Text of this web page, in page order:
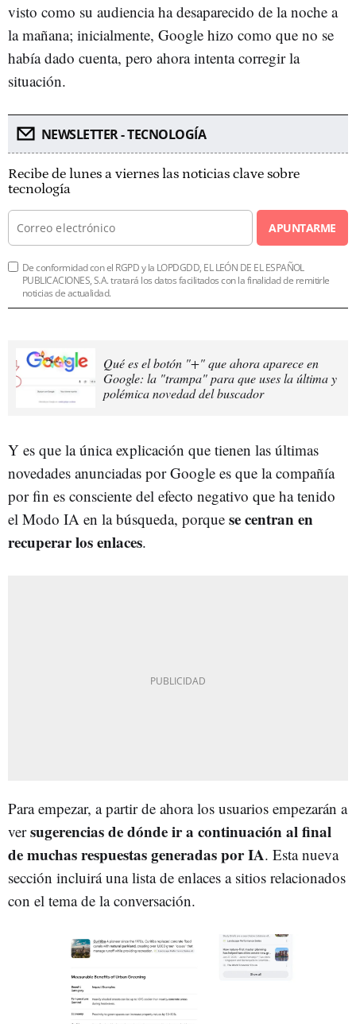
visto como su audiencia ha desaparecido de la noche a
la mañana; inicialmente, Google hizo como que no se
había dado cuenta, pero ahora intenta corregir la
situación.
NEWSLETTER - TECNOLOGÍA
Recibe de lunes a viernes las noticias clave sobre
tecnología
APUNTARME
De conformidad con el RGPD y la LOPDGDD, EL LEÓN DE EL ESPAÑOL
PUBLICACIONES, S.A. tratará los datos facilitados con la finalidad de remitirle
noticias de actualidad.
Qué es el botón "+" que ahora aparece en
Google: la "trampa" para que uses la última y
polémica novedad del buscador
Y es que la única explicación que tienen las últimas
novedades anunciadas por Google es que la compañía
por fin es consciente del efecto negativo que ha tenido
el Modo IA en la búsqueda, porque se centran en
recuperar los enlaces.
Para empezar, a partir de ahora los usuarios empezarán a
versugerencias de dónde ir a continuación al final
de muchas respuestas generadas por IA. Esta nueva
sección incluirá una lista de enlaces a sitios relacionados
con el tema de la conversación.